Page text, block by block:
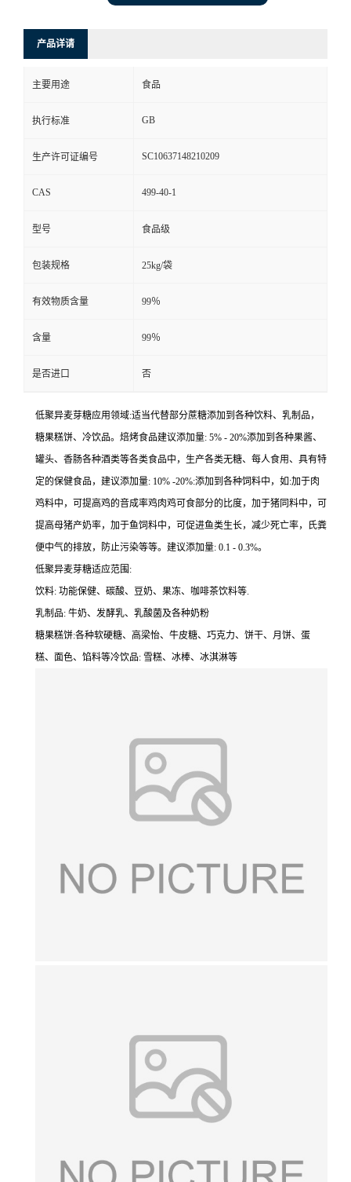
产品详请
主要用途 食品
执行标准 GB
生产许可证编号 SC10637148210209
CAS 499-40-1
型号 食品级
包装规格 25kg/袋
有效物质含量 99％
含量 99％
是否进口 否
低聚异麦芽糖应用领域:适当代替部分蔗糖添加到各种饮料、乳制品，
糖果糕饼、冷饮品。焙烤食品建议添加量: 5% - 20%添加到各种果酱、
罐头、香肠各种酒类等各类食品中，生产各类无糖、每人食用、具有特
定的保健食品，建议添加量: 10% -20%:添加到各种饲料中，如:加于肉
鸡料中，可提高鸡的音成率鸡肉鸡可食部分的比度，加于猪同料中，可
提高母猪产奶率，加于鱼饲料中，可促进鱼类生长，减少死亡率，氏粪
便中气的排放，防止污染等等。建议添加量: 0.1 - 0.3%。
低聚异麦芽糖适应范围:
饮料: 功能保健、碳酸、豆奶、果冻、咖啡茶饮料等.
乳制品: 牛奶、发酵乳、乳酸菌及各种奶粉
糖果糕饼:各种软硬糖、高梁怡、牛皮糖、巧克力、饼干、月饼、蛋
糕、面色、馅料等冷饮品: 雪糕、冰棒、冰淇淋等